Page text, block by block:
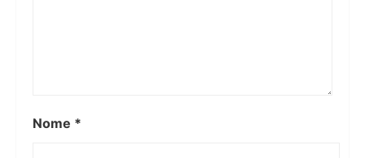
Nome *